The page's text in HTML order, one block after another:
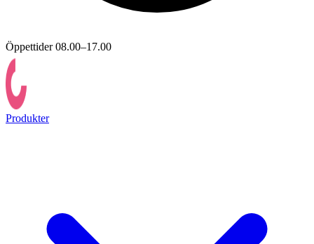
Öppettider 08.00–17.00
Produkter